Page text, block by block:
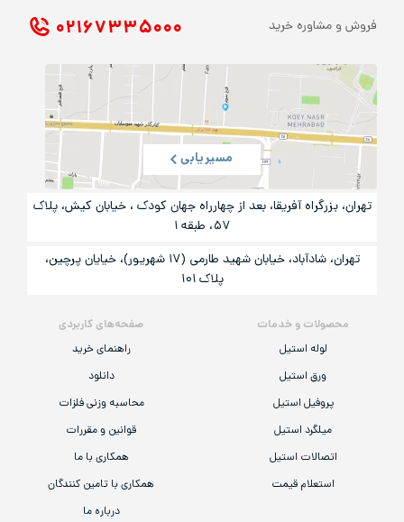
محصولات و خدمات
لوله استیل
ورق استیل
پروفیل استیل
میلگرد استیل
اتصالات استیل
استعلام قیمت
صفحه‌های کاربردی
راهنمای خرید
دانلود
محاسبه وزنی فلزات
قوانین و مقررات
همکاری با ما
همکاری با تامین کنندگان
درباره ما
فروش و مشاوره خرید ۰۲۱ ۶۷۳۳۵۰۰۰
مسیریابی
تهران، بزرگراه آفریقا، بعد از چهارراه جهان کودک ، خیابان کیش، پلاک
۵۷، طبقه ۱
تهران، شادآباد، خیابان شهید طارمی (۱۷ شهریور)، خیایان پرچین،
پلاک ۱۰۱